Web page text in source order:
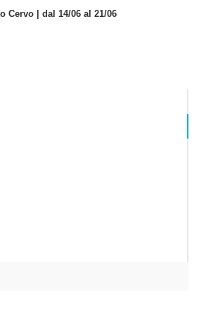
Cervo | dal 14/06 al 21/06